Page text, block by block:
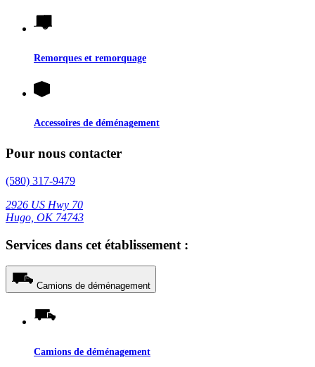
Remorques et remorquage
Accessoires de déménagement
Pour nous contacter
(580) 317-9479
2926 US Hwy 70
Hugo, OK 74743
Services dans cet établissement :
Camions de déménagement
Camions de déménagement